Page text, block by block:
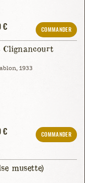
€
COMMANDER
Clignancourt
1933
€
COMMANDER
musette)